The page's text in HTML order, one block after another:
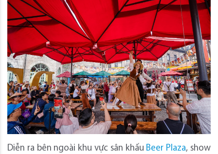
Diễn ra bên ngoài khu vực sân khấu Beer Plaza, show